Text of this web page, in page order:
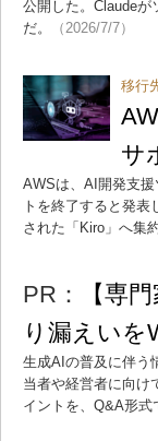
公開した。Claudeが
だ。
（2026/7/7）
移行
サ
AWSは、AI開発支
トを終了すると発
された「Kiro」へ集
PR：
【専
り漏えいを
生成AIの普及に伴う
当者や経営者に向け
イントを、Q&A形式